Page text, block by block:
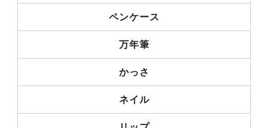
ペンケース
万年筆
かっさ
ネイル